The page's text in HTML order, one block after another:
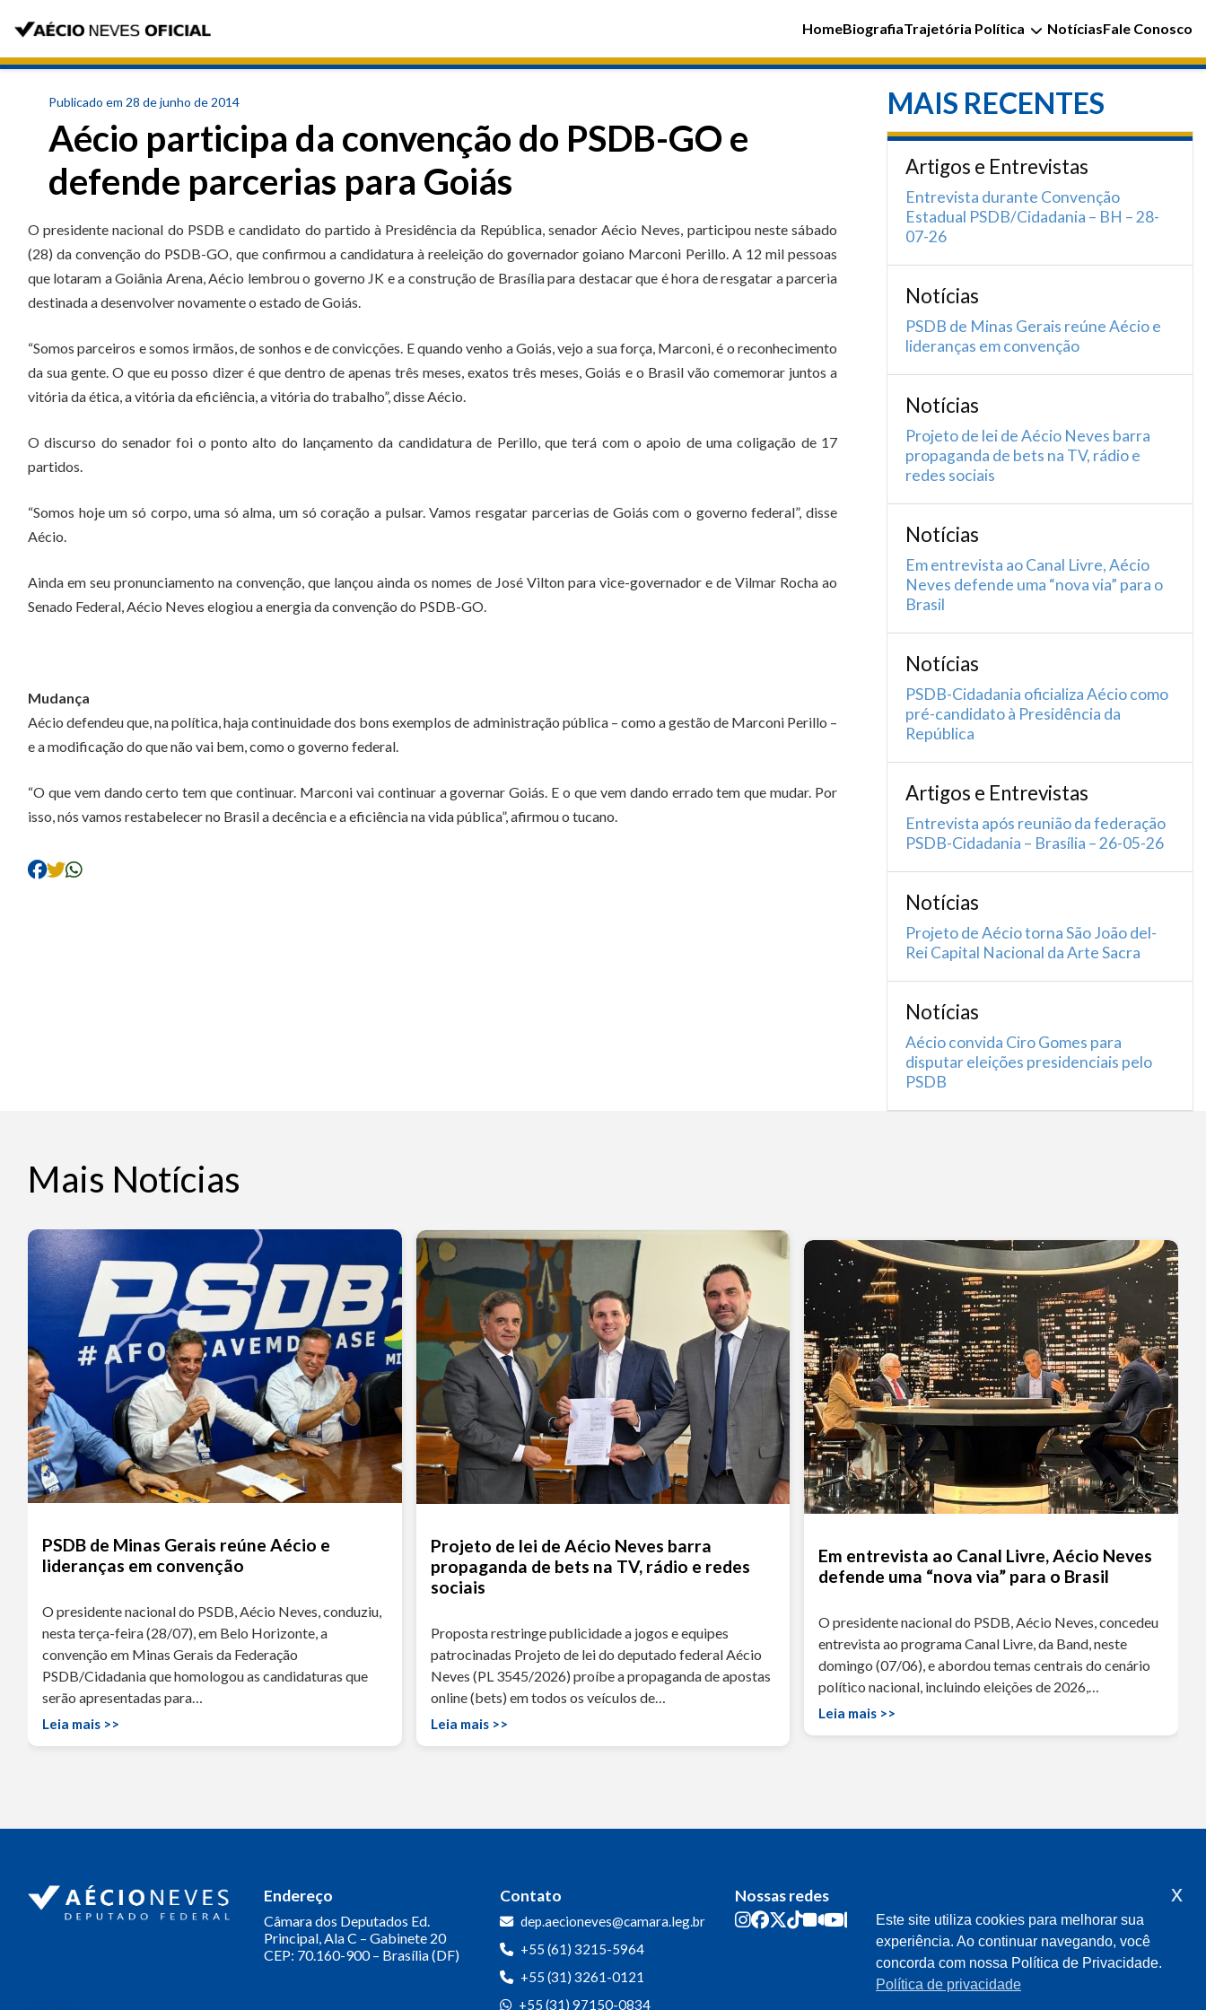
HomeBiografiaTrajetória Política NotíciasFale Conosco
Publicado em 28 de junho de 2014
Aécio participa da convenção do PSDB-GO e
defende parcerias para Goiás
O presidente nacional do PSDB e candidato do partido à Presidência da República, senador Aécio Neves, participou neste sábado
(28) da convenção do PSDB-GO, que confirmou a candidatura à reeleição do governador goiano Marconi Perillo. A 12 mil pessoas
que lotaram a Goiânia Arena, Aécio lembrou o governo JK e a construção de Brasília para destacar que é hora de resgatar a parceria
destinada a desenvolver novamente o estado de Goiás.
“Somos parceiros e somos irmãos, de sonhos e de convicções. E quando venho a Goiás, vejo a sua força, Marconi, é o reconhecimento
da sua gente. O que eu posso dizer é que dentro de apenas três meses, exatos três meses, Goiás e o Brasil vão comemorar juntos a
vitória da ética, a vitória da eficiência, a vitória do trabalho”, disse Aécio.
O discurso do senador foi o ponto alto do lançamento da candidatura de Perillo, que terá com o apoio de uma coligação de 17
partidos.
“Somos hoje um só corpo, uma só alma, um só coração a pulsar. Vamos resgatar parcerias de Goiás com o governo federal”, disse
Aécio.
Ainda em seu pronunciamento na convenção, que lançou ainda os nomes de José Vilton para vice-governador e de Vilmar Rocha ao
Senado Federal, Aécio Neves elogiou a energia da convenção do PSDB-GO.
Mudança
Aécio defendeu que, na política, haja continuidade dos bons exemplos de administração pública – como a gestão de Marconi Perillo –
e a modificação do que não vai bem, como o governo federal.
“O que vem dando certo tem que continuar. Marconi vai continuar a governar Goiás. E o que vem dando errado tem que mudar. Por
isso, nós vamos restabelecer no Brasil a decência e a eficiência na vida pública”, afirmou o tucano.
MAIS RECENTES
Artigos e Entrevistas
Entrevista durante Convenção
Estadual PSDB/Cidadania – BH – 28-
07-26
Notícias
PSDB de Minas Gerais reúne Aécio e
lideranças em convenção
Notícias
Projeto de lei de Aécio Neves barra
propaganda de bets na TV, rádio e
redes sociais
Notícias
Em entrevista ao Canal Livre, Aécio
Neves defende uma “nova via” para o
Brasil
Notícias
PSDB-Cidadania oficializa Aécio como
pré-candidato à Presidência da
República
Artigos e Entrevistas
Entrevista após reunião da federação
PSDB-Cidadania – Brasília – 26-05-26
Notícias
Projeto de Aécio torna São João del-
Rei Capital Nacional da Arte Sacra
Notícias
Aécio convida Ciro Gomes para
disputar eleições presidenciais pelo
PSDB
Mais Notícias
PSDB de Minas Gerais reúne Aécio e
lideranças em convenção
O presidente nacional do PSDB, Aécio Neves, conduziu,
nesta terça-feira (28/07), em Belo Horizonte, a
convenção em Minas Gerais da Federação
PSDB/Cidadania que homologou as candidaturas que
serão apresentadas para…
Leia mais >>
Projeto de lei de Aécio Neves barra
propaganda de bets na TV, rádio e redes
sociais
Proposta restringe publicidade a jogos e equipes
patrocinadas Projeto de lei do deputado federal Aécio
Neves (PL 3545/2026) proíbe a propaganda de apostas
online (bets) em todos os veículos de…
Leia mais >>
Em entrevista ao Canal Livre, Aécio Neves
defende uma “nova via” para o Brasil
O presidente nacional do PSDB, Aécio Neves, concedeu
entrevista ao programa Canal Livre, da Band, neste
domingo (07/06), e abordou temas centrais do cenário
político nacional, incluindo eleições de 2026,…
Leia mais >>
Endereço
Câmara dos Deputados Ed.
Principal, Ala C – Gabinete 20
CEP: 70.160-900 – Brasília (DF)
Contato
dep.aecioneves@camara.leg.br
+55 (61) 3215-5964
+55 (31) 3261-0121
+55 (31) 97150-0834
Nossas redes
Este site utiliza cookies para melhorar sua
experiência. Ao continuar navegando, você
concorda com nossa Política de Privacidade.
Política de privacidade
x